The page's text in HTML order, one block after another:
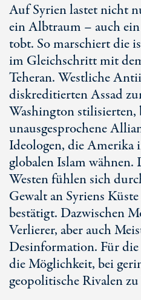
Auf Syrien lastet nicht
ein Albtraum – auch
tobt. So marschiert die
im Gleichschritt mit
Teheran. Westliche
diskreditierten Assad
Washington stilisierten,
unausgesprochene
Ideologen, die Amerika
globalen Islam wähnen.
Westen fühlen sich
Gewalt an Syriens
bestätigt. Dazwischen
Verlierer, aber auch
Desinformation. Für
die Möglichkeit, bei
geopolitische Rivalen